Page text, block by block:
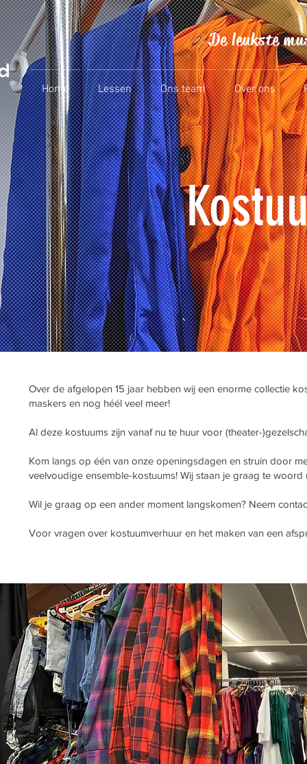
De leukste
Home Lessen Ons team Over ons
Over de afgelopen 15 jaar hebben wij een enorme collectie
maskers en nog héél veel meer!
Al deze kostuums zijn vanaf nu te huur voor (theater-
Kom langs op één van onze openingsdagen en struin door
veelvoudige ensemble-kostuums! Wij staan je graag te woord
Wil je graag op een ander moment langskomen? Neem
Voor vragen over kostuumverhuur en het maken van een